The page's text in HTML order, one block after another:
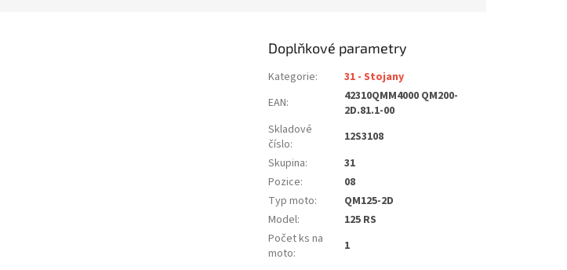
Doplňkové parametry
Kategorie:
31 - Stojany
EAN:
42310QMM4000 QM200-
2D.81.1-00
Skladové
číslo:
12S3108
Skupina:
31
Pozice:
08
Typ moto:
QM125-2D
Model:
125 RS
Počet ks na
moto: 1